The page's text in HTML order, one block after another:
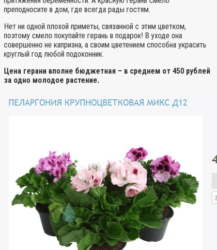
преподносите в дом, где всегда рады гостям.
Нет ни одной плохой приметы, связанной с этим цветком,
поэтому смело покупайте герань в подарок! В уходе она
совершенно не капризна, а своим цветением способна украсить
круглый год любой подоконник.
Цена герани вполне бюджетная – в среднем от 450 рублей
за одно молодое растение.